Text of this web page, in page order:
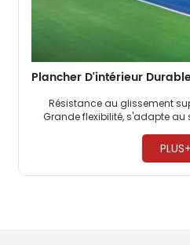
Résistance au glissement
Grande flexibilité, s'adapte au
PLUS+